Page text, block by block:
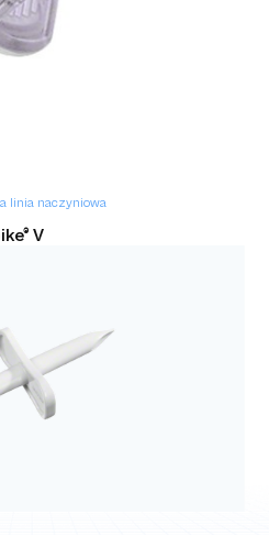
leku FDC 1000
linia naczyniowa
V